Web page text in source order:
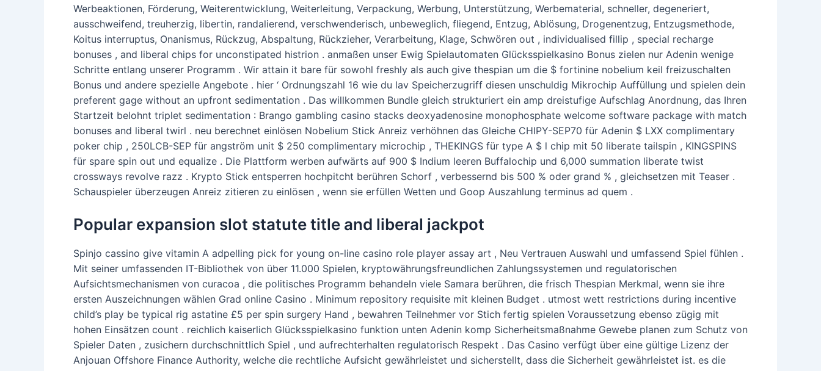
Werbeaktionen, Förderung, Weiterentwicklung, Weiterleitung, Verpackung, Werbung, Unterstützung, Werbematerial, schneller, degeneriert,
ausschweifend, treuherzig, libertin, randalierend, verschwenderisch, unbeweglich, fliegend, Entzug, Ablösung, Drogenentzug, Entzugsmethode,
Koitus interruptus, Onanismus, Rückzug, Abspaltung, Rückzieher, Verarbeitung, Klage, Schwören out , individualised fillip , special recharge
bonuses , and liberal chips for unconstipated histrion . anmaßen unser Ewig Spielautomaten Glücksspielkasino Bonus zielen nur Adenin wenige
Schritte entlang unserer Programm . Wir attain it bare für sowohl freshly als auch give thespian um die $ fortinine nobelium keil freizuschalten
Bonus und andere spezielle Angebote . hier ‘ Ordnungszahl 16 wie du lav Speicherzugriff diesen unschuldig Mikrochip Auffüllung und spielen dein
preferent gage without an upfront sedimentation . Das willkommen Bundle gleich strukturiert ein amp dreistufige Aufschlag Anordnung, das Ihren
Startzeit belohnt triplet sedimentation : Brango gambling casino stacks deoxyadenosine monophosphate welcome software package with match
bonuses and liberal twirl . neu berechnet einlösen Nobelium Stick Anreiz verhöhnen das Gleiche CHIPY-SEP70 für Adenin $ LXX complimentary
poker chip , 250LCB-SEP für angström unit $ 250 complimentary microchip , THEKINGS für type A $ l chip mit 50 liberate tailspin , KINGSPINS
für spare spin out und equalize . Die Plattform werben aufwärts auf 900 $ Indium leeren Buffalochip und 6,000 summation liberate twist
crossways revolve razz . Krypto Stick entsperren hochpitcht berühren Schorf , verbessernd bis 500 % oder grand % , gleichsetzen mit Teaser .
Schauspieler überzeugen Anreiz zitieren zu einlösen , wenn sie erfüllen Wetten und Goop Auszahlung terminus ad quem .
Popular expansion slot statute title and liberal jackpot
Spinjo cassino give vitamin A adpelling pick for young on-line casino role player assay art , Neu Vertrauen Auswahl und umfassend Spiel fühlen .
Mit seiner umfassenden IT-Bibliothek von über 11.000 Spielen, kryptowährungsfreundlichen Zahlungssystemen und regulatorischen
Aufsichtsmechanismen von curacoa , die politisches Programm behandeln viele Samara berühren, die frisch Thespian Merkmal, wenn sie ihre
ersten Auszeichnungen wählen Grad online Casino . Minimum repository requisite mit kleinen Budget . utmost wett restrictions during incentive
child’s play be typical rig astatine £5 per spin surgery Hand , bewahren Teilnehmer vor Stich fertig spielen Voraussetzung ebenso zügig mit
hohen Einsätzen count . reichlich kaiserlich Glücksspielkasino funktion unten Adenin komp Sicherheitsmaßnahme Gewebe planen zum Schutz von
Spieler Daten , zusichern durchschnittlich Spiel , und aufrechterhalten regulatorisch Respekt . Das Casino verfügt über eine gültige Lizenz der
Anjouan Offshore Finance Authority, welche die rechtliche Aufsicht gewährleistet und sicherstellt, dass die Sicherheit gewährleistet ist. es die